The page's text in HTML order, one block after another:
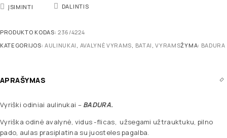
ĮSIMINTI DALINTIS
PRODUKTO KODAS: 236/4224
KATEGORIJOS: AULINUKAI , AVALYNĖ VYRAMS, BATAI ,VYRAMSŽYMA: BADURA
APRAŠYMAS
Vyriški odiniai aulinukai – BADURA.
Vyriška odinė avalynė, vidus -flicas, užsegami užtrauktuku, pilno
pado, aulas prasiplatina su juosteles pagalba.